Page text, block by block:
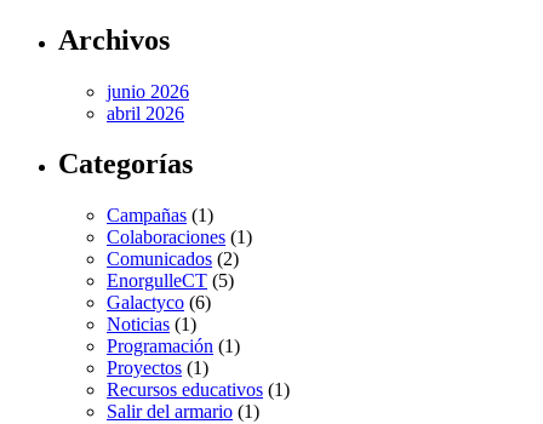
Archivos
junio 2026
abril 2026
Categorías
Campañas (1)
Colaboraciones (1)
Comunicados (2)
EnorgulleCT (5)
Galactyco (6)
Noticias (1)
Programación (1)
Proyectos (1)
Recursos educativos (1)
Salir del armario (1)